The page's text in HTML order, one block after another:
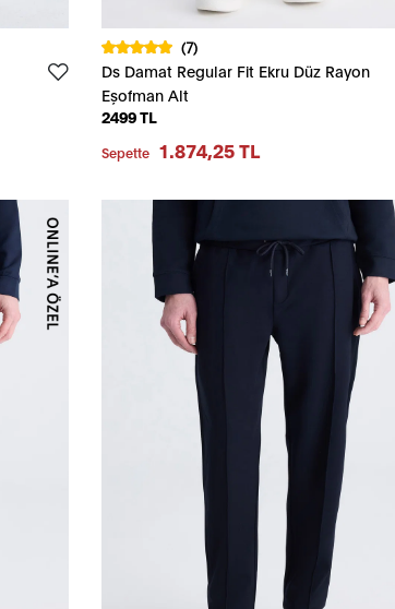
(7)
Ds Damat Regular Fit Ekru Düz Rayon
Eşofman Alt
2499 TL
Sepette 1.874,25 TL